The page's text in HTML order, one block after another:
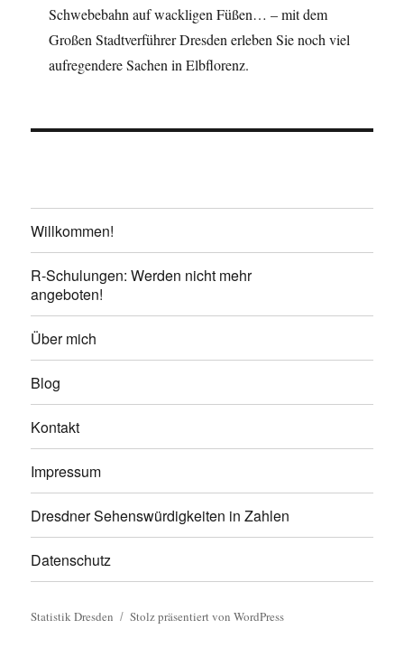
Schwebebahn auf wackligen Füßen… – mit dem
Großen Stadtverführer Dresden erleben Sie noch viel
aufregendere Sachen in Elbflorenz.
Willkommen!
R-Schulungen: Werden nicht mehr
angeboten!
Über mich
Blog
Kontakt
Impressum
Dresdner Sehenswürdigkeiten in Zahlen
Datenschutz
Statistik Dresden Stolz präsentiert von WordPress